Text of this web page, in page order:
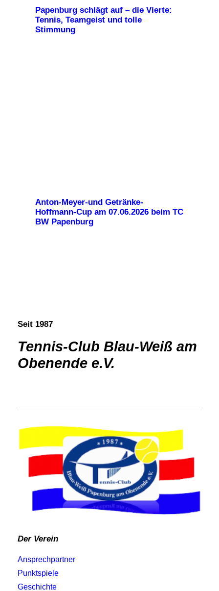
Papenburg schlägt auf – die Vierte:
Tennis, Teamgeist und tolle
Stimmung
Anton-Meyer-und Getränke-
Hoffmann-Cup am 07.06.2026 beim TC
BW Papenburg
Seit 1987
Tennis-Club Blau-Weiß am
Obenende e.V.
Der Verein
Ansprechpartner
Punktspiele
Geschichte